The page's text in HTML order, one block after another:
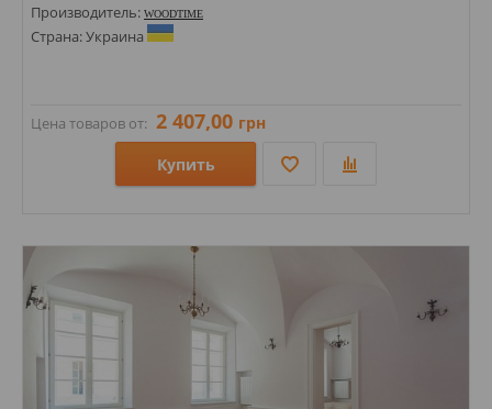
Производитель: WOODTIME
Страна: Украина
Цена товаров от: 2 407,00 грн
Купить
Стили:
Цвета: